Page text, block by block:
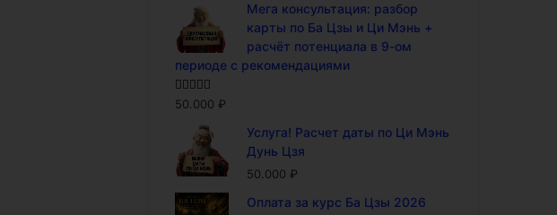
Мега консультация: разбор
карты по Ба Цзы и Ци Мэнь +
расчёт потенциала в 9-ом
периоде с рекомендациями
Оценка 5.00
50.000 ₽
Услуга! Расчет даты по Ци Мэнь
Дунь Цзя
50.000 ₽
Оплата за курс Ба Цзы 2026